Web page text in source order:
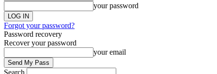
your password
Forgot your password?
Password recovery
Recover your password
your email
Search